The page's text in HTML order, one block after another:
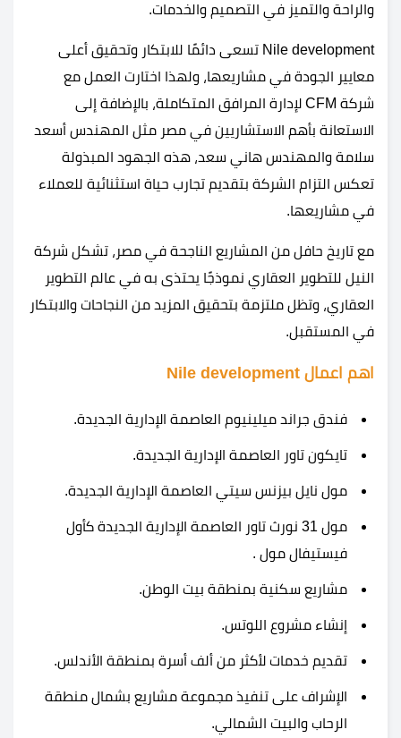
والراحة والتميز في التصميم والخدمات.
Nile development تسعى دائمًا للابتكار وتحقيق أعلى
معايير الجودة في مشاريعها، ولهذا اختارت العمل مع
شركة CFM لإدارة المرافق المتكاملة، بالإضافة إلى
الاستعانة بأهم الاستشاريين في مصر مثل المهندس أسعد
سلامة والمهندس هاني سعد، هذه الجهود المبذولة
تعكس التزام الشركة بتقديم تجارب حياة استثنائية للعملاء
في مشاريعها.
مع تاريخ حافل من المشاريع الناجحة في مصر، تشكل شركة
النيل للتطوير العقاري نموذجًا يحتذى به في عالم التطوير
العقاري، وتظل ملتزمة بتحقيق المزيد من النجاحات والابتكار
في المستقبل.
اهم اعمال Nile development
فندق جراند ميلينيوم العاصمة الإدارية الجديدة.
تايكون تاور العاصمة الإدارية الجديدة.
مول نايل بيزنس سيتي العاصمة الإدارية الجديدة.
مول 31 نورث تاور العاصمة الإدارية الجديدة كأول
فيستيفال مول .
مشاريع سكنية بمنطقة بيت الوطن.
إنشاء مشروع اللوتس.
تقديم خدمات لأكثر من ألف أسرة بمنطقة الأندلس.
الإشراف على تنفيذ مجموعة مشاريع بشمال منطقة
الرحاب والبيت الشمالي.